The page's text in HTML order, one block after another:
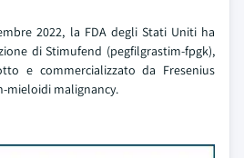
2022, la FDA degli Stati Uniti ha
di Stimufend (pegfilgrastim-fpgk),
e commercializzato da Fresenius
mieloidi malignancy.